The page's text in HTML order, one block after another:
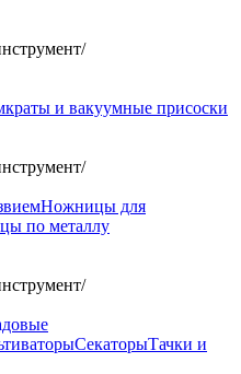
/
и вакуумные присоски
/
Ножницы для
по металлу
/
СекаторыТачки и